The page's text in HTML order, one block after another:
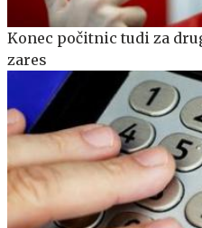
Konec počitnic tudi za
zares